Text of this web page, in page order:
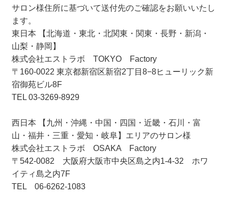
サロン様住所に基づいて送付先のご確認をお願いいたし
ます。
東日本 【北海道・東北・北関東・関東・長野・新潟・
山梨・静岡】
株式会社エストラボ TOKYO Factory
〒160-0022 東京都新宿区新宿2丁目8−8ヒューリック新
宿御苑ビル8F
TEL 03-3269-8929
西日本 【九州・沖縄・中国・四国・近畿・石川・富
山・福井・三重・愛知・岐阜】エリアのサロン様
株式会社エストラボ OSAKA Factory
〒542-0082 大阪府大阪市中央区島之内1-4-32 ホワ
イティ島之内7F
TEL 06-6262-1083